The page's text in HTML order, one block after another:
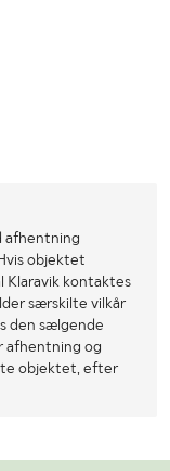
afhentning
objektet
Klaravik kontaktes
særskilte vilkår
den sælgende
afhentning og
objektet, efter